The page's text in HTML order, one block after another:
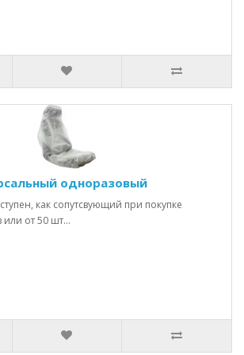
одноразовый
как сопутсвующий при покупке
или от 50 шт...